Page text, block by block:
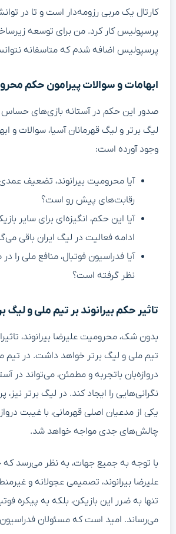
کارتال یک مربی رزومه‌دار است و تا در
پرسپولیس کار کرد. من برای توسعه
پرسپولیس اضافه شدم که متاسفانه
ابهامات و سوالات پیرامون حکم
صدور این حکم در آستانه بازی‌های
لیگ برتر و لیگ قهرمانان آسیا، سوالات و
وجود آورده است:
آیا محرومیت بیرانوند، تضعیف
رقابت‌های پیش رو است؟
آیا این حکم، انگیزه‌ای برای سایر
ادامه فعالیت در لیگ ایران باقی
آیا فدراسیون فوتبال، منافع ملی را
نظر گرفته است؟
تاثیر حکم بیرانوند بر تیم ملی و لیگ
بدون شک، محرومیت علیرضا بیرانوند،
تیم ملی و لیگ برتر خواهد داشت. در تیم
دروازه‌بان باتجربه و مطمئن، می‌تواند در
نگرانی‌هایی را ایجاد کند. در لیگ برتر
یکی از مدعیان اصلی قهرمانی، با غیبت
چالش‌های جدی مواجه خواهد شد.
با توجه به جمیع جهات، به نظر می‌رسد
علیرضا بیرانوند، تصمیمی عجولانه و
تنها به ضرر این بازیکن، بلکه به پیکره
می‌رساند. امید است که مسئولان فدراسیون